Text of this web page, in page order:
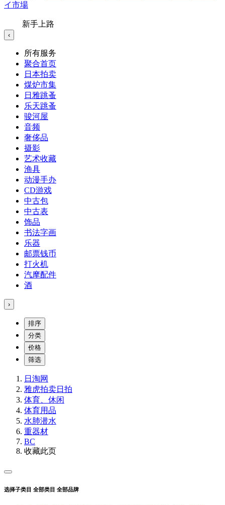
イ市場
新手上路
‹
所有服务
聚合首页
日本拍卖
煤炉市集
日雅跳蚤
乐天跳蚤
骏河屋
音频
奢侈品
摄影
艺术收藏
渔具
动漫手办
CD游戏
中古包
中古表
饰品
书法字画
乐器
邮票钱币
打火机
汽摩配件
酒
›
排序
分类
价格
筛选
日淘网
雅虎拍卖日拍
体育、休闲
体育用品
水肺潜水
重器材
BC
收藏此页
选择子类目 全部类目 全部品牌